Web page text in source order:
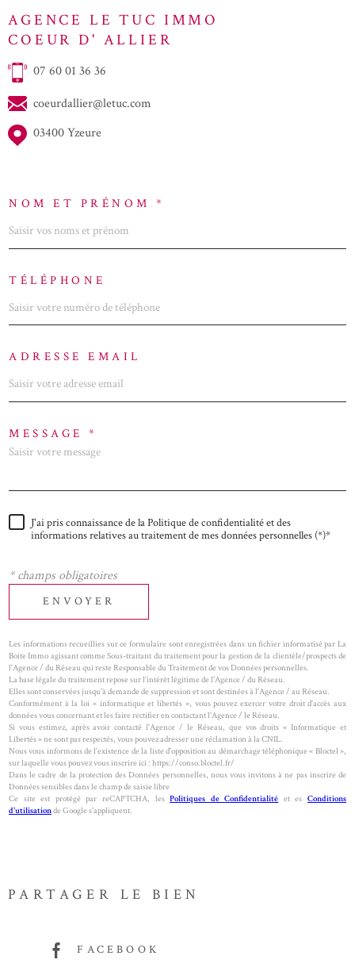
AGENCE LE TUC IMMO
COEUR D' ALLIER
07 60 01 36 36
coeurdallier@letuc.com
03400 Yzeure
NOM ET PRÉNOM *
TÉLÉPHONE
ADRESSE EMAIL
MESSAGE *
J'ai pris connaissance de la Politique de confidentialité et des
informations relatives au traitement de mes données personnelles (*)*
* champs obligatoires
ENVOYER
Les informations recueillies sur ce formulaire sont enregistrées dans un fichier informatisé par La
Boite Immo agissant comme Sous-traitant du traitement pour la gestion de la clientèle/prospects de
l'Agence / du Réseau qui reste Responsable du Traitement de vos Données personnelles.
La base légale du traitement repose sur l’intérêt légitime de l'Agence / du Réseau.
Elles sont conservées jusqu'à demande de suppression et sont destinées à l'Agence / au Réseau.
Conformément à la loi « informatique et libertés », vous pouvez exercer votre droit d'accès aux
données vous concernant et les faire rectifier en contactant l'Agence / le Réseau.
Si vous estimez, après avoir contacté l'Agence / le Réseau, que vos droits « Informatique et
Libertés » ne sont pas respectés, vous pouvez adresser une réclamation à la CNIL.
Nous vous informons de l’existence de la liste d'opposition au démarchage téléphonique « Bloctel »,
sur laquelle vous pouvez vous inscrire ici : https://conso.bloctel.fr/
Dans le cadre de la protection des Données personnelles, nous vous invitons à ne pas inscrire de
Données sensibles dans le champ de saisie libre
Ce site est protégé par reCAPTCHA, lesPolitiques de Confidentialité et esConditions
d'utilisationde Google s'appliquent.
PARTAGER LE BIEN
FACEBOOK